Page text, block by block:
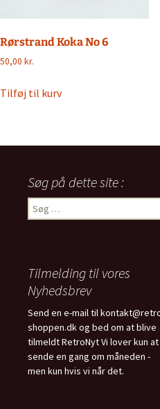
Rørstrand Koka No 6
50,00 kr.
Tilføj til kurv
Søg på dette site :
Søg
efter:
Tilmelding til vores
Nyhedsbrev
Send en e-mail til
shoppen.dk og bed om at blive
tilmeldt RetroNyt Vi lover kun at
sende en gang om måneden -
men kun hvis vi når det.